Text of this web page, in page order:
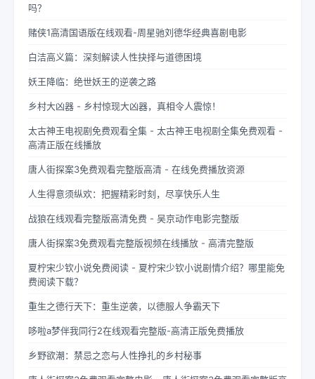
吗？
赌侠1高清国语版在线观看-周星驰刘德华经典喜剧电影
白洁高义篇：深刻解读人性抉择与道德困境
妖王降临：绝世妖王的逆袭之路
乡村大凶器 - 乡村惊现大凶器，真相令人震惊！
太古神王电视剧免费观看全集 - 太古神王电视剧全集免费观看 -
高清正版在线播放
唐人街探案3免费观看完整版高清 - 在线免费播放资源
人生得意须纵欢：把握精彩时刻，尽享快乐人生
战狼在线观看完整版高清免费 - 吴京动作电影完整版
唐人街探案3免费观看完整版视频在线播放 - 高清完整版
夏柠宋少钦小说免费阅读 - 夏柠宋少钦小说剧情介绍？哪里能免
费阅读下载？
重生之德行天下：重生逆袭，以德服人争霸天下
哆啦a梦伴我同行2在线观看完整版-高清正版免费播放
乡野欲潮：禁忌之恋与人性挣扎的乡村秘事